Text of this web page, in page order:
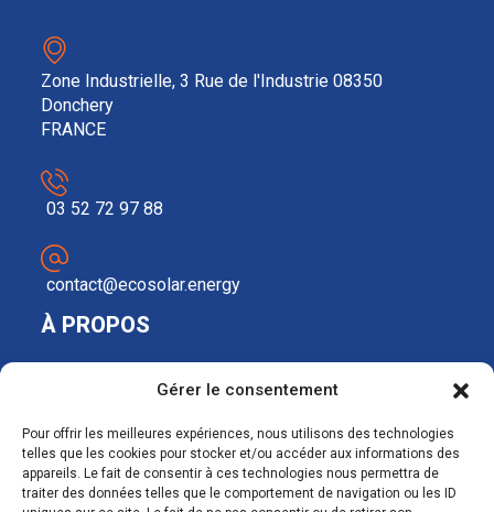
Gérer le consentement
Pour offrir les meilleures expériences, nous utilisons des technologies
telles que les cookies pour stocker et/ou accéder aux informations des
appareils. Le fait de consentir à ces technologies nous permettra de
traiter des données telles que le comportement de navigation ou les ID
Zone Industrielle, 3 Rue de l'Industrie 08350
Donchery
FRANCE
03 52 72 97 88
contact@ecosolar.energy
À PROPOS
Mentions légales